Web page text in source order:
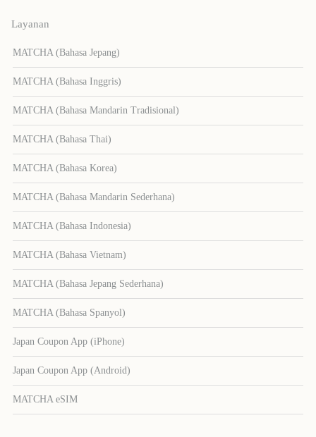
Layanan
MATCHA (Bahasa Jepang)
MATCHA (Bahasa Inggris)
MATCHA (Bahasa Mandarin Tradisional)
MATCHA (Bahasa Thai)
MATCHA (Bahasa Korea)
MATCHA (Bahasa Mandarin Sederhana)
MATCHA (Bahasa Indonesia)
MATCHA (Bahasa Vietnam)
MATCHA (Bahasa Jepang Sederhana)
MATCHA (Bahasa Spanyol)
Japan Coupon App (iPhone)
Japan Coupon App (Android)
MATCHA eSIM